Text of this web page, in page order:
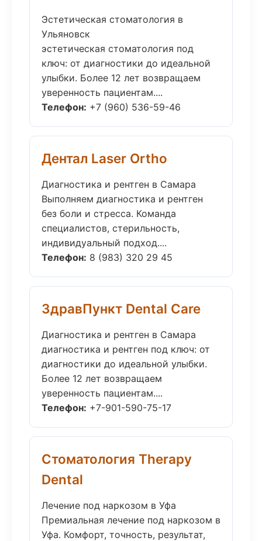
Эстетическая стоматология в
Ульяновск
эстетическая стоматология под
ключ: от диагностики до идеальной
улыбки. Более 12 лет возвращаем
уверенность пациентам....
Телефон: +7 (960) 536-59-46
Дентал Laser Ortho
Диагностика и рентген в Самара
Выполняем диагностика и рентген
без боли и стресса. Команда
специалистов, стерильность,
индивидуальный подход....
Телефон: 8 (983) 320 29 45
ЗдравПункт Dental Care
Диагностика и рентген в Самара
диагностика и рентген под ключ: от
диагностики до идеальной улыбки.
Более 12 лет возвращаем
уверенность пациентам....
Телефон: +7-901-590-75-17
Стоматология Therapy
Dental
Лечение под наркозом в Уфа
Премиальная лечение под наркозом в
Уфа. Комфорт, точность, результат,